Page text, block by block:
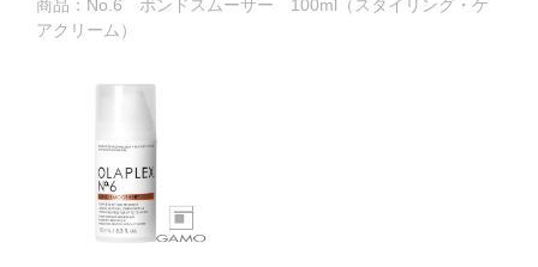
商品： No.6 ボンドスムーサー 100ml（スタイリング・ケ
アクリーム）